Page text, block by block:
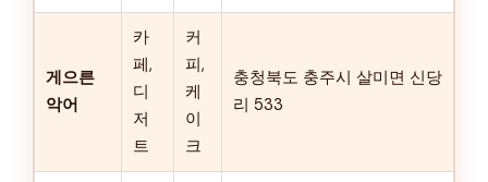
게으른
악어
카
페,
디
저
트
커
피,
케
이
크
충청북도 충주시 살미면 신당
리 533